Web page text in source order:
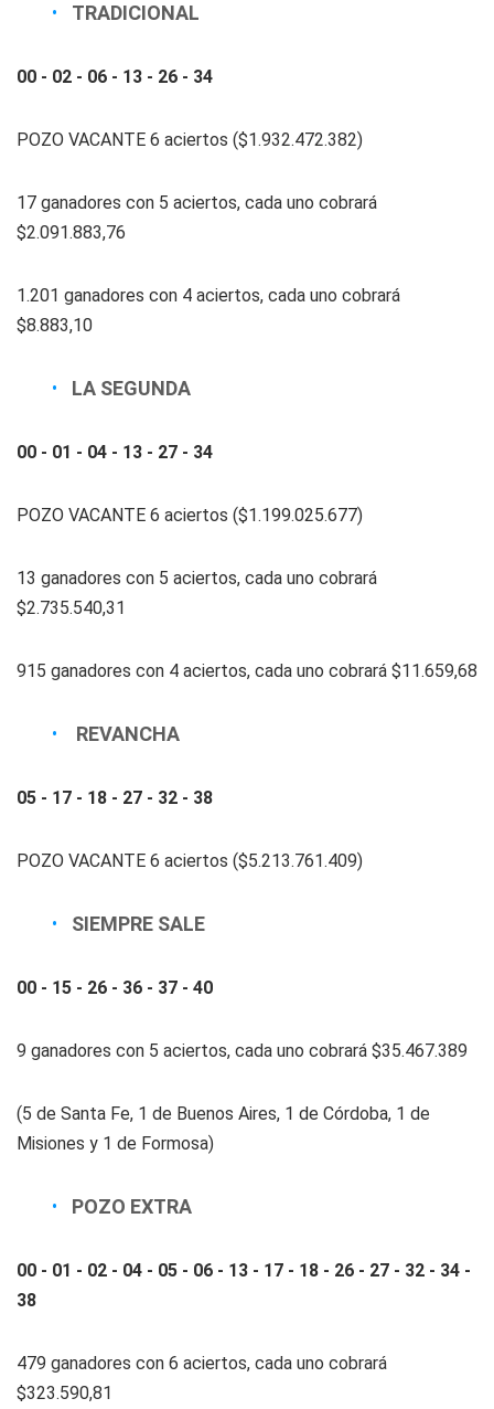
TRADICIONAL
00 - 02 - 06 - 13 - 26 - 34
POZO VACANTE 6 aciertos ($1.932.472.382)
17 ganadores con 5 aciertos, cada uno cobrará
$2.091.883,76
1.201 ganadores con 4 aciertos, cada uno cobrará
$8.883,10
LA SEGUNDA
00 - 01 - 04 - 13 - 27 - 34
POZO VACANTE 6 aciertos ($1.199.025.677)
13 ganadores con 5 aciertos, cada uno cobrará
$2.735.540,31
915 ganadores con 4 aciertos, cada uno cobrará $11.659,68
REVANCHA
05 - 17 - 18 - 27 - 32 - 38
POZO VACANTE 6 aciertos ($5.213.761.409)
SIEMPRE SALE
00 - 15 - 26 - 36 - 37 - 40
9 ganadores con 5 aciertos, cada uno cobrará $35.467.389
(5 de Santa Fe, 1 de Buenos Aires, 1 de Córdoba, 1 de
Misiones y 1 de Formosa)
POZO EXTRA
00 - 01 - 02 - 04 - 05 - 06 - 13 - 17 - 18 - 26 - 27 - 32 - 34 -
38
479 ganadores con 6 aciertos, cada uno cobrará
$323.590,81